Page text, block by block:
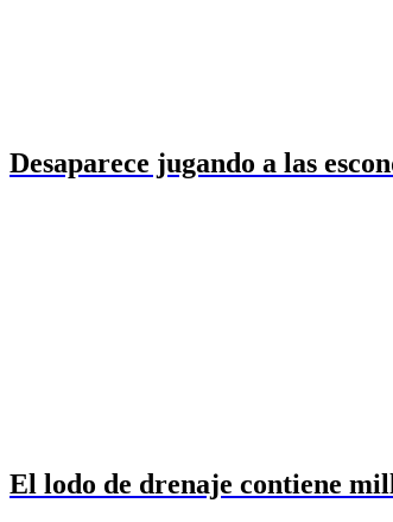
Desaparece jugando a las
El lodo de drenaje contiene